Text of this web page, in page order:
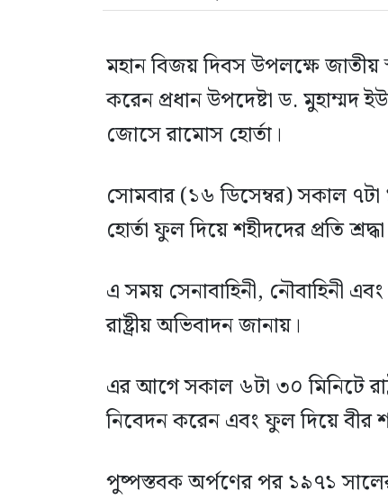
মহান বিজয় দিবস উপলক্ষে জাতীয়
করেন প্রধান উপদেষ্টা ড. মুহাম্মদ
জোসে রামোস হোর্তা।
সোমবার (১৬ ডিসেম্বর) সকাল
হোর্তা ফুল দিয়ে শহীদদের প্রতি
এ সময় সেনাবাহিনী, নৌবাহিনী
রাষ্ট্রীয় অভিবাদন জানায়।
এর আগে সকাল ৬টা ৩০ মিনিটে
নিবেদন করেন এবং ফুল দিয়ে বীর
পুষ্পস্তবক অর্পণের পর ১৯৭১ সালের